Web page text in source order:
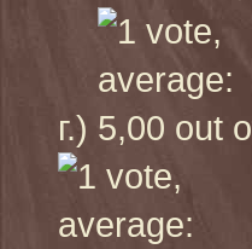
г.)